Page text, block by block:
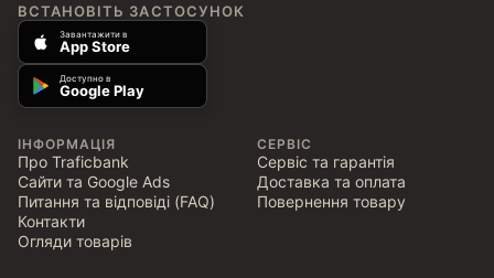
ВСТАНОВІТЬ ЗАСТОСУНОК
Завантажити в
App Store
Доступно в
Google Play
ІНФОРМАЦІЯ
Про Traficbank
Сайти та Google Ads
Питання та відповіді (FAQ)
Контакти
Огляди товарів
СЕРВІС
Сервіс та гарантія
Доставка та оплата
Повернення товару